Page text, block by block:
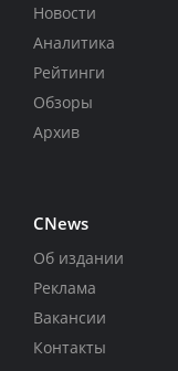
Новости
Аналитика
Рейтинги
Обзоры
Архив
CNews
Об издании
Реклама
Вакансии
Контакты